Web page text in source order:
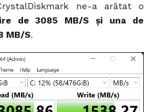
ne-a arătat o
de 3085 MB/S și una de
MB/S.